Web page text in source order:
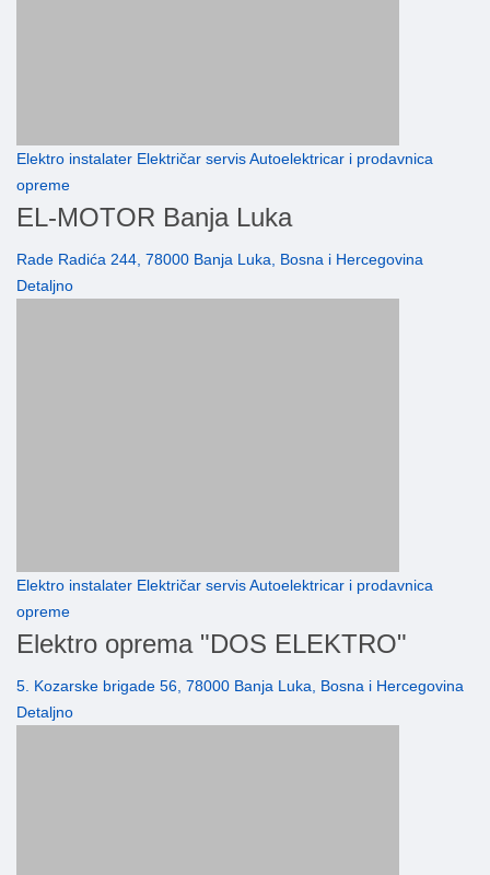
Elektro instalater Električar servis Autoelektricar i prodavnica
opreme
EL-MOTOR Banja Luka
Rade Radića 244, 78000 Banja Luka, Bosna i Hercegovina
Detaljno
Elektro instalater Električar servis Autoelektricar i prodavnica
opreme
Elektro oprema "DOS ELEKTRO"
5. Kozarske brigade 56, 78000 Banja Luka, Bosna i Hercegovina
Detaljno